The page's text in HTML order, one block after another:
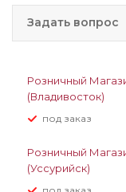
Задать вопрос
Розничный
(Владивосток)
Под заказ
Розничный
(Уссурийск)